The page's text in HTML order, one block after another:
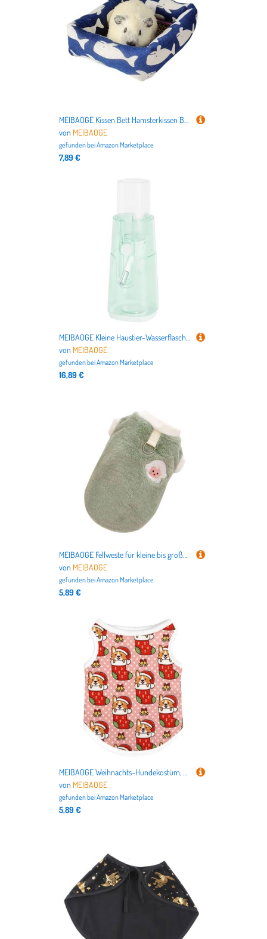
MEIBAOGE Kissen Bett Hamsterkissen Bett Kissen Kaninchen Spielzeug Weiche Pad Haus für Hamster für Rennmäuse Molar Spielzeug Bett
von MEIBAOGE
gefunden beiAmazon Marketplace
7,89 €
MEIBAOGE Kleine Haustier-Wasserflasche, Hamster, Igel, Wasserspender für kleine Tiere, 120 ml
von MEIBAOGE
gefunden beiAmazon Marketplace
16,89 €
MEIBAOGE Fellweste für kleine bis große Hunde, einfarbig, weich, einfarbig, Cartoon-Lamm-Pullover, Frühlingspyjama
von MEIBAOGE
gefunden beiAmazon Marketplace
5,89 €
MEIBAOGE Weihnachts-Hundekostüm, weich, bequem, warm, leicht zu tragen, Hundebekleidung für Feiertage
von MEIBAOGE
gefunden beiAmazon Marketplace
5,89 €